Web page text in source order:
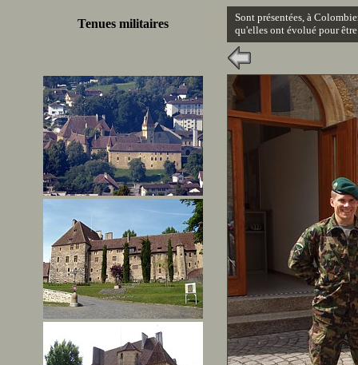
Tenues militaires
Sont présentées, à
qu'elles ont évolué pour